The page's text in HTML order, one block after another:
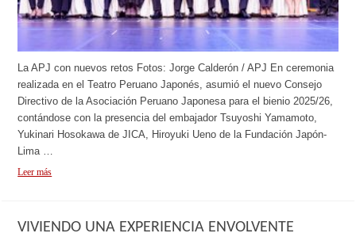
La APJ con nuevos retos Fotos: Jorge Calderón / APJ En ceremonia
realizada en el Teatro Peruano Japonés, asumió el nuevo Consejo
Directivo de la Asociación Peruano Japonesa para el bienio 2025/26,
contándose con la presencia del embajador Tsuyoshi Yamamoto,
Yukinari Hosokawa de JICA, Hiroyuki Ueno de la Fundación Japón-
Lima …
Leer más
VIVIENDO UNA EXPERIENCIA ENVOLVENTE